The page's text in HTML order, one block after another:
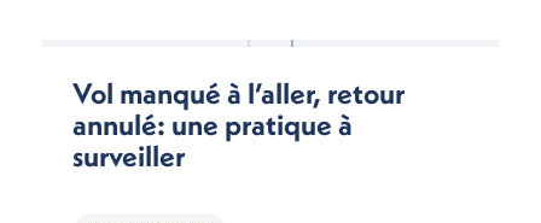
Vol manqué à l’aller, retour
annulé: une pratique à
surveiller